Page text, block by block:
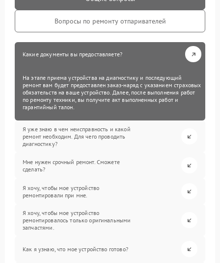
Вопросы по ремонту отпаривателей
Какие документы вы предоставляете?
На этапе приема устройства на диагностику и последующий
ремонт вам будет предоставлен заказ-наряд с указанием страховых
обязательств на ваше устройство. Далее, после выполнения работ
по ремонту техники, вы получите акт выполненных работ и
гарантийный талон.
Я уже знаю в чем неисправность и какой
ремонт необходим. Для чего проводить
диагностику?
Мне нужен срочный ремонт. Сможете
сделать?
Я хочу, чтобы мое устройство
ремонтировали при мне.
Я хочу, чтобы мое устройство
ремонтировалось только оригинальными
запчастями.
Как я узнаю, что мое устройство готово?